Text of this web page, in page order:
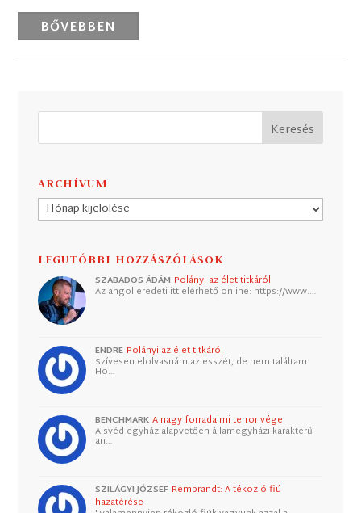
BŐVEBBEN
ARCHÍVUM
Archívum
LEGUTÓBBI HOZZÁSZÓLÁSOK
SZABADOS ÁDÁM Polányi az élet titkáról
Az angol eredeti itt elérhető online: https://www.…
ENDRE Polányi az élet titkáról
Szívesen elolvasnám az esszét, de nem találtam.
Ho…
BENCHMARK A nagy forradalmi terror vége
A svéd egyház alapvetően államegyházi karakterű
an…
SZILÁGYI JÓZSEF Rembrandt: A tékozló fiú
hazatérése